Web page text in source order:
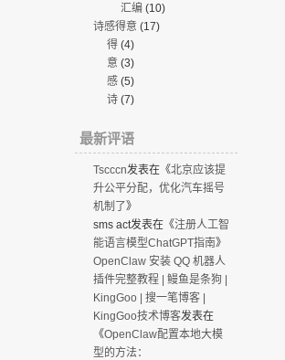
汇编 (10)
诗感得意(17)
得(4)
意(3)
感(5)
诗(7)
最新评语
Tscccn发表在《北京应该提
升公平分配，优化汽车摇号
机制了》
sms act发表在《注册人工智
能语言模型ChatGPT指南》
OpenClaw 安装 QQ 机器人
插件完整教程 | 鳗鱼是条狗 |
KingGoo | 搜一笔博客 |
KingGoo技术博客发表在
《OpenClaw配置本地大模
型的方法：